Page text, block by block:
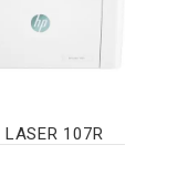
LASER 107R